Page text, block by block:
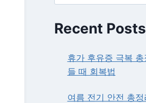
Recent Posts
휴가 후유증 극복
들 때 회복법
여름 전기 안전 총